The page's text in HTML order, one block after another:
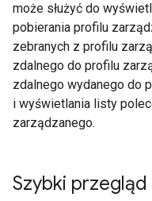
może służyć do
pobierania profilu
zebranych z profilu
zdalnego do profilu
zdalnego wydanego do
i wyświetlania listy
zarządzanego.
Szybki